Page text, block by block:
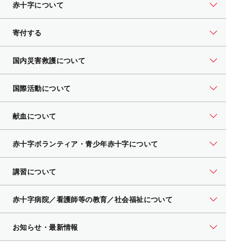
赤十字について
寄付する
国内災害救護について
国際活動について
献血について
赤十字ボランティア・青少年赤十字について
講習について
赤十字病院／看護師等の教育／社会福祉について
お知らせ・最新情報